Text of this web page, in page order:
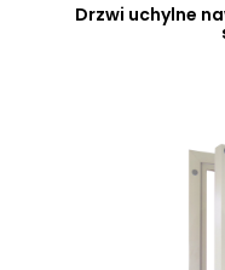
Drzwi uchylne